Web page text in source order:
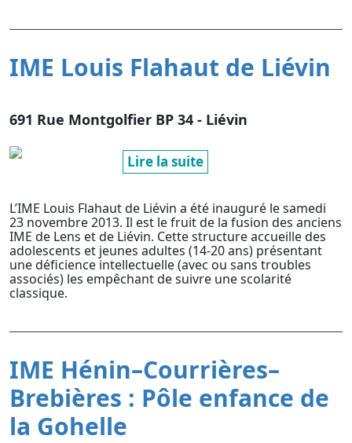
IME Louis Flahaut de Liévin
691 Rue Montgolfier BP 34 - Liévin
Lire la suite
L’IME Louis Flahaut de Liévin a été inauguré le samedi
23 novembre 2013. Il est le fruit de la fusion des anciens
IME de Lens et de Liévin. Cette structure accueille des
adolescents et jeunes adultes (14-20 ans) présentant
une déficience intellectuelle (avec ou sans troubles
associés) les empêchant de suivre une scolarité
classique.
IME Hénin–Courrières–
Brebières : Pôle enfance de
la Gohelle